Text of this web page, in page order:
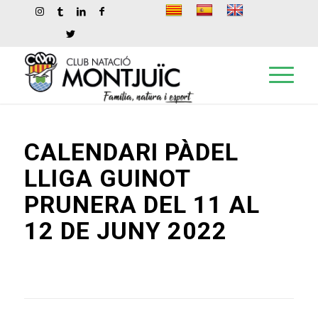
CALENDARI PÀDEL
LLIGA GUINOT
PRUNERA DEL 11 AL
12 DE JUNY 2022